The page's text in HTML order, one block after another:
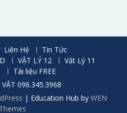
Liên Hệ
Tin Tức
VẬT LÝ 12
Vật Lý 11
Tài liệu FREE
096.345.3968
| Education Hub by WEN
Themes